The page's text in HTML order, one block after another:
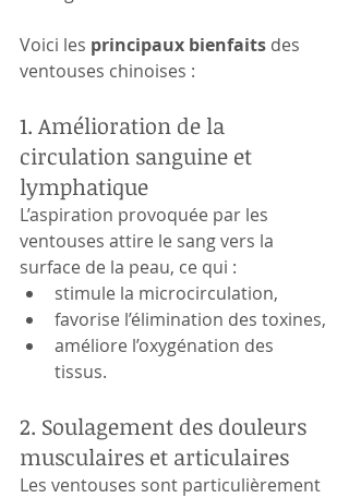
Voici les principaux bienfaits des
ventouses chinoises :
1. Amélioration de la
circulation sanguine et
lymphatique
L’aspiration provoquée par les
ventouses attire le sang vers la
surface de la peau, ce qui :
stimule la microcirculation,
favorise l’élimination des toxines,
améliore l’oxygénation des
tissus.
2. Soulagement des douleurs
musculaires et articulaires
Les ventouses sont particulièrement